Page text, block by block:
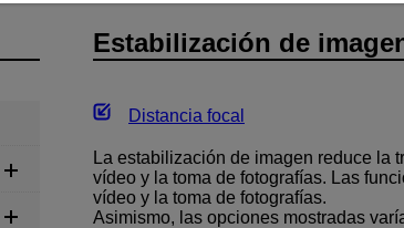
Estabilización de
Distancia focal
La estabilización de imagen reduce la
vídeo y la toma de fotografías. Las
vídeo y la toma de fotografías.
Asimismo, las opciones mostradas